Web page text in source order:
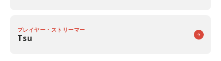
プレイヤー・ストリーマー
Tsu